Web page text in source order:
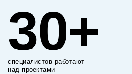
30+
специалистов работают
над проектами